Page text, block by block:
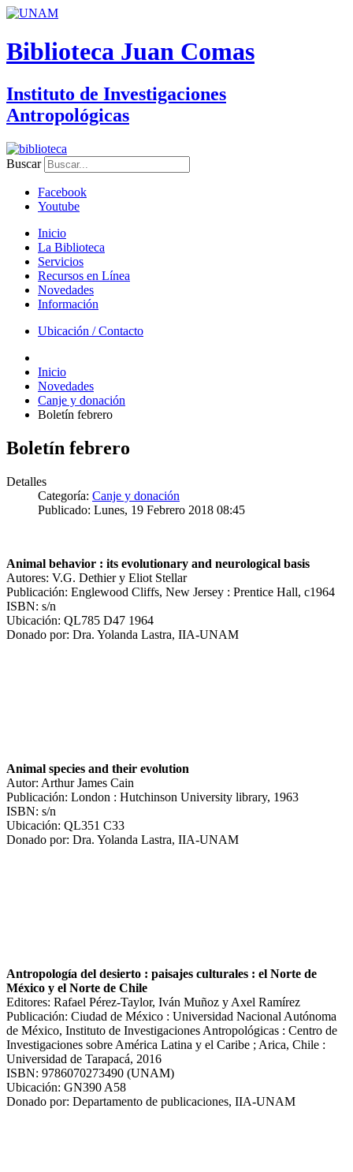
Biblioteca Juan Comas
Instituto de Investigaciones
Antropológicas
Buscar
Facebook
Youtube
Inicio
La Biblioteca
Servicios
Recursos en Línea
Novedades
Información
Ubicación / Contacto
Inicio
Novedades
Canje y donación
Boletín febrero
Boletín febrero
Detalles
Categoría: Canje y donación
Publicado: Lunes, 19 Febrero 2018 08:45
Animal behavior : its evolutionary and neurological basis
Autores: V.G. Dethier y Eliot Stellar
Publicación: Englewood Cliffs, New Jersey : Prentice Hall, c1964
ISBN: s/n
Ubicación: QL785 D47 1964
Donado por: Dra. Yolanda Lastra, IIA-UNAM
Animal species and their evolution
Autor: Arthur James Cain
Publicación: London : Hutchinson University library, 1963
ISBN: s/n
Ubicación: QL351 C33
Donado por: Dra. Yolanda Lastra, IIA-UNAM
Antropología del desierto : paisajes culturales : el Norte de
México y el Norte de Chile
Editores: Rafael Pérez-Taylor, Iván Muñoz y Axel Ramírez
Publicación: Ciudad de México : Universidad Nacional Autónoma
de México, Instituto de Investigaciones Antropológicas : Centro de
Investigaciones sobre América Latina y el Caribe ; Arica, Chile :
Universidad de Tarapacá, 2016
ISBN: 9786070273490 (UNAM)
Ubicación: GN390 A58
Donado por: Departamento de publicaciones, IIA-UNAM